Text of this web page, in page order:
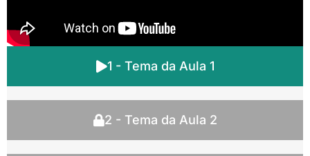
1 - Tema da Aula 1
2 - Tema da Aula 2